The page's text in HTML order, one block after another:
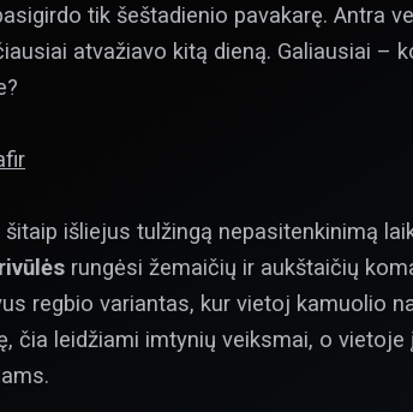
tik šeštadienio pavakarę. Antra
atvažiavo kitą dieną. Galiausiai –
šitaip išliejus tulžingą nepasitenkinimą
rungėsi žemaičių ir aukštaičių
regbio variantas, kur vietoj kamuolio
čia leidžiami imtynių veiksmai, o